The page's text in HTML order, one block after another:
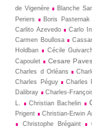
de Vigenère
Blanche
Periers
Boris Pasternak
Carlito Azevedo
Carlo
Carmen Boullosa
Holdban
Cécile
Capoulet
Cesare
Charles d Orléans
Charles Péguy Charles
Dalibray
Charles-
Christian Bachelin
Prigent
Christian-Erwin
Christophe Brégaint